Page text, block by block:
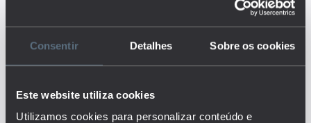
Consentir Detalhes Sobre os cookies
Este website utiliza cookies
Utilizamos cookies para personalizar conteúdo e